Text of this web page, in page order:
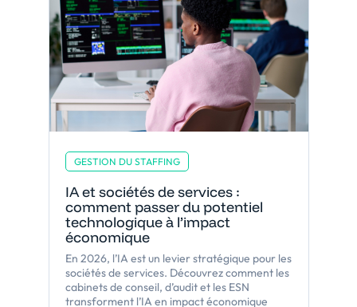
GESTION DU STAFFING
IA et sociétés de services :
comment passer du potentiel
technologique à l’impact
économique
En 2026, l’IA est un levier stratégique pour les
sociétés de services. Découvrez comment les
cabinets de conseil, d’audit et les ESN
transforment l’IA en impact économique